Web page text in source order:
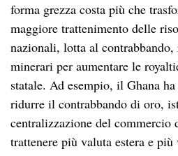
forma grezza costa più che
maggiore trattenimento delle
nazionali, lotta al
minerari per aumentare le
statale. Ad esempio, il Ghana
ridurre il contrabbando di oro,
centralizzazione del
trattenere più valuta estera e